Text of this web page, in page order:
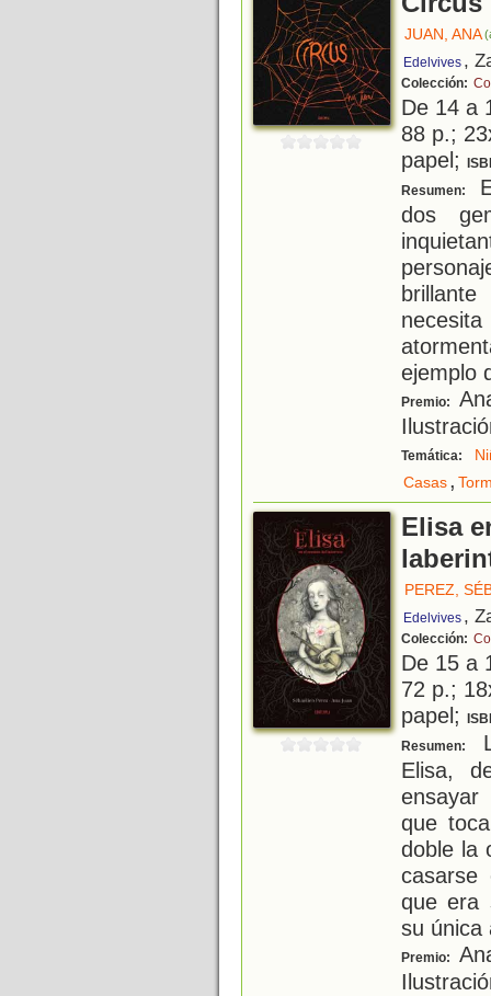
JUAN, ANA
Edelvives ,
Colección:
De 14 a
88 p.;
papel;
Resumen:
dos
ejemplo
Premio:
Temática:
Casas,
Elisa
PEREZ,
Edelvives ,
Colección:
De 15 a
72 p.;
papel;
Resumen:
Elisa,
que
doble la
casarse
que era
su única
Premio: